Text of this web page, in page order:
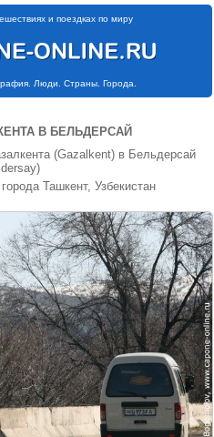
и поездках по миру
Люди. Страны. Города.
В БЕЛЬДЕРСАЙ
(Gazalkent) в Бельдерсай
Ташкент, Узбекистан